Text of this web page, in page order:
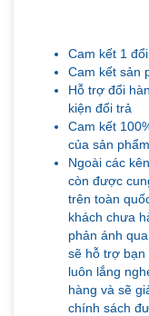
Cam kết 1
Cam kết sản
Hỗ trợ đổi
kiện đổi trả
Cam kết
của sản phẩm
Ngoài các
còn được
trên toàn
khách chưa
phản ánh
sẽ hỗ trợ bạn
luôn lắng
hàng và sẽ
chính sách